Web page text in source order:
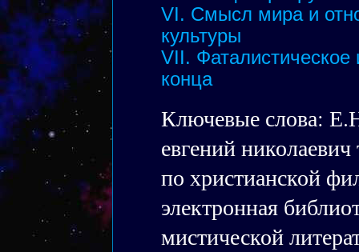
VI. Смысл мира и
культуры
VII. Фаталистическое
конца
Ключевые слова:
евгений
по христианской
электронная
мистической